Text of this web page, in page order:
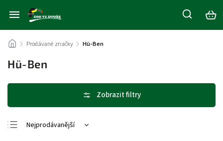
/ Prodávané značky / Hü-Ben
Hü-Ben
Nejprodávanější